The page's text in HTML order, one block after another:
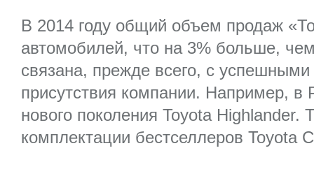
В 2014 году общий объем продаж
автомобилей, что на 3% больше,
связана, прежде всего, с
присутствия компании. Например, в
нового поколения Toyota
комплектации бестселлеров Toyota